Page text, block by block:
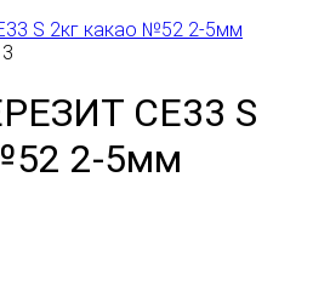
3
СЕ33 S
2-5мм